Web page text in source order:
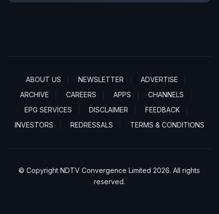
ABOUT US NEWSLETTER
ADVERTISE
ARCHIVE
CAREERS APPS
CHANNELS
EPG SERVICES
DISCLAIMER
FEEDBACK
INVESTORS
REDRESSALS TERMS & CONDITIONS
© Copyright NDTV Convergence Limited 2026. All rights
reserved.